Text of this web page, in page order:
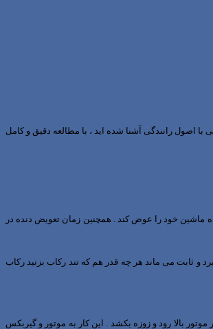
اصول رانندگی آشنا شده اید ، با مطالعه دقیق و کامل
ماشین خود را عوض کند . همچنین زمان تعویض دنده در
ثابت می ماند هر چه قدر هم که تند رکاب بزنید رکاب
بالا رود و زوزه بکشد . این کار به موتور و گیربکس